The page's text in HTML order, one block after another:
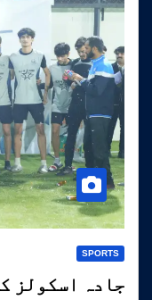
SPORTS
جادہ اسکولز